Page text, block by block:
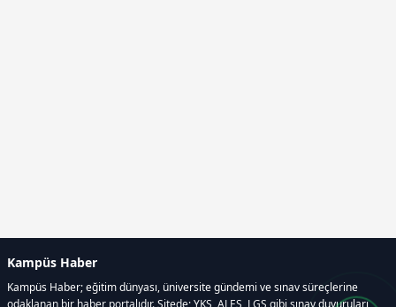
Kampüs Haber
Kampüs Haber; eğitim dünyası, üniversite gündemi ve sınav süreçlerine
odaklanan bir haber portalıdır. Sitede; YKS, ALES, LGS gibi sınav duyuruları,